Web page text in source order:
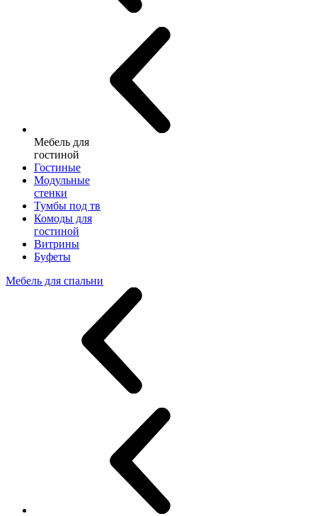
Мебель для
гостиной
Гостиные
Модульные
стенки
Тумбы под тв
Комоды для
гостиной
Витрины
Буфеты
Мебель для спальни